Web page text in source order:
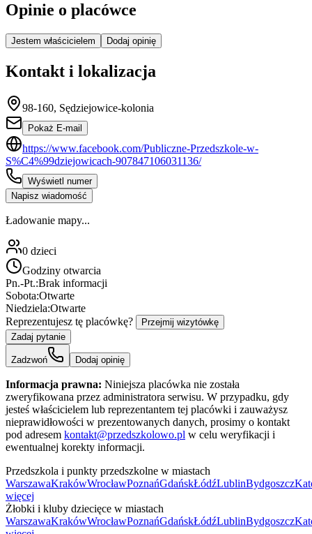
Opinie o placówce
Jestem właścicielem Dodaj opinię
Kontakt i lokalizacja
98-160, Sędziejowice-kolonia
Pokaż E-mail
https://www.facebook.com/Publiczne-Przedszkole-w-
S%C4%99dziejowicach-907847106031136/
Wyświetl numer
Napisz wiadomość
Ładowanie mapy...
0 dzieci
Godziny otwarcia
Pn.-Pt.:Brak informacji
Sobota:Otwarte
Niedziela:Otwarte
Reprezentujesz tę placówkę?
Przejmij wizytówkę
Zadaj pytanie
Zadzwoń Dodaj opinię
Informacja prawna: Niniejsza placówka nie została
zweryfikowana przez administratora serwisu. W przypadku, gdy
jesteś właścicielem lub reprezentantem tej placówki i zauważysz
nieprawidłowości w prezentowanych danych, prosimy o kontakt
pod adresem kontakt@przedszkolowo.pl w celu weryfikacji i
ewentualnej korekty informacji.
Przedszkola i punkty przedszkolne w miastach
WarszawaKrakówWrocławPoznańGdańskŁódźLublinBydgoszcz
więcej
Żłobki i kluby dziecięce w miastach
WarszawaKrakówWrocławPoznańGdańskŁódźLublinBydgoszcz